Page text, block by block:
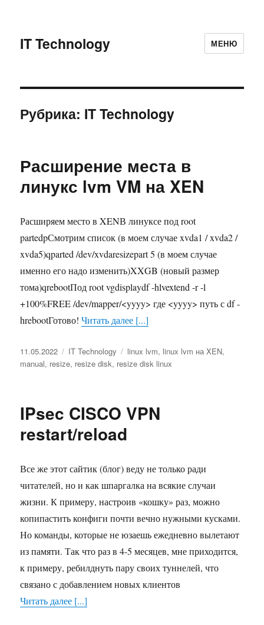
IT Technology МЕНЮ
Рубрика: IT Technology
Расширение места в
линукс lvm VM на XEN
Расширяем место в XENВ линуксе под root
partedpСмотрим список (в моем случае xvda1 / xvda2 /
xvda5)qparted /dev/xvdaresizepart 5 (в моем случае
именно его надо изменить)XXGB (новый размер
тома)qrebootПод root vgdisplaydf -hlvextend -r -l
+100%FREE /dev/mapper/<yyyy> где <yyyy> путь с df -
hrebootГотово!Читать далее [...]
Опубликовано
11.05.2022 Рубрики
IT Technology Метки
linux lvm, linux lvm на XEN,
manual, resize, resize disk, resize disk linux
IPsec CISCO VPN
restart/reload
Все же этот сайтик (блог) веду не только ради
читателей, но и как шпаргалка на всякие случаи
жизни. К примеру, настроив «кошку» раз, можно
копипастить конфиги почти вечно нужными кусками.
Но команды, которые не юзаешь ежедневно вылетают
из памяти. Так что раз в 4-5 месяцев, мне приходится,
к примеру, ребилднуть пару своих туннелей, что
связано с добавлением новых клиентов
Читать далее [...]